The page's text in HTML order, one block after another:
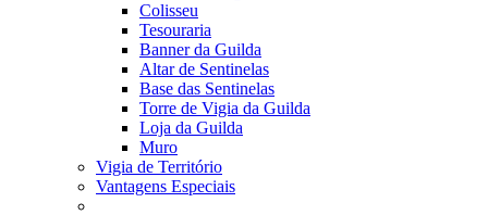
Colisseu
Tesouraria
Banner da Guilda
Altar de Sentinelas
Base das Sentinelas
Torre de Vigia da Guilda
Loja da Guilda
Muro
Vigia de Território
Vantagens Especiais